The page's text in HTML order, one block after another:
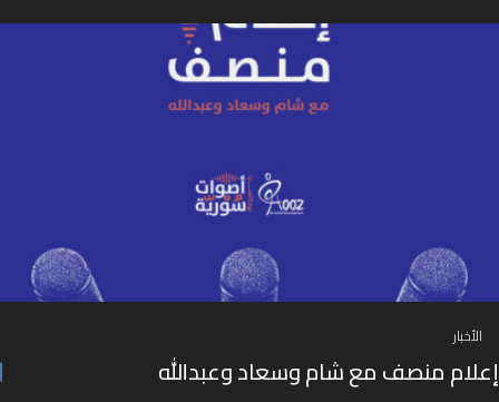
الأخبار
إعلام منصف مع شام وسعاد وعبدالله